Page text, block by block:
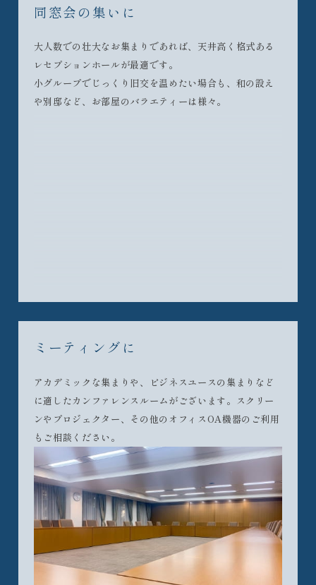
同窓会の集いに
大人数での壮大なお集まりであれば、天井高く格式ある
レセプションホールが最適です。
小グループでじっくり旧交を温めたい場合も、和の設え
や別邸など、お部屋のバラエティーは様々。
ミーティングに
アカデミックな集まりや、ビジネスユースの集まりなど
に適したカンファレンスルームがございます。スクリー
ンやプロジェクター、その他のオフィスOA機器のご利用
もご相談ください。